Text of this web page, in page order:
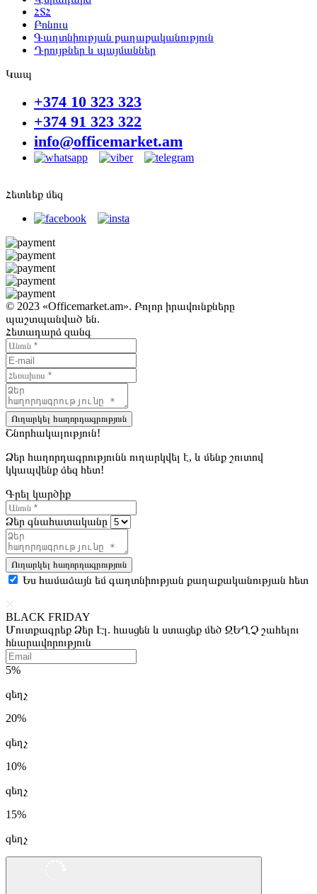
ՀՏՀ
Բոնուս
Գաղտնիության քաղաքականություն
Դրույթներ և պայմաններ
Կապ
+374 10 323 323
+374 91 323 322
info@officemarket.am
Հետևեք մեզ
© 2023 «Officemarket.am». Բոլոր իրավունքները
պաշտպանված են.
Հետադարձ զանգ
Ուղարկել հաղորդագրություն
Շնորհակալություն!
Ձեր հաղորդագրությունն ուղարկվել է, և մենք շուտով
կկապվենք ձեզ հետ!
Գրել կարծիք
Ձեր գնահատականը
Ուղարկել հաղորդագրություն
Ես համաձայն եմ գաղտնիության քաղաքականության հետ
BLACK FRIDAY
Մուտքագրեք Ձեր Էլ. հասցեն և ստացեք մեծ ԶԵՂՉ շահելու
հնարավորություն
5%
զեղչ
20%
զեղչ
10%
զեղչ
15%
զեղչ